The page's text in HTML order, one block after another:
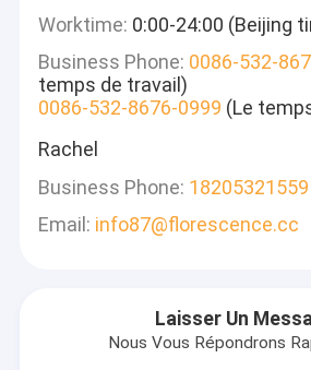
Worktime: 0:00-24:00 (Beijing
Business Phone: 0086-532-
temps de travail)
0086-532-8676-0999 (Le
Rachel
Business Phone: 18205321559
Email: info87@florescence.cc
Laisser Un
Nous Vous Répondrons